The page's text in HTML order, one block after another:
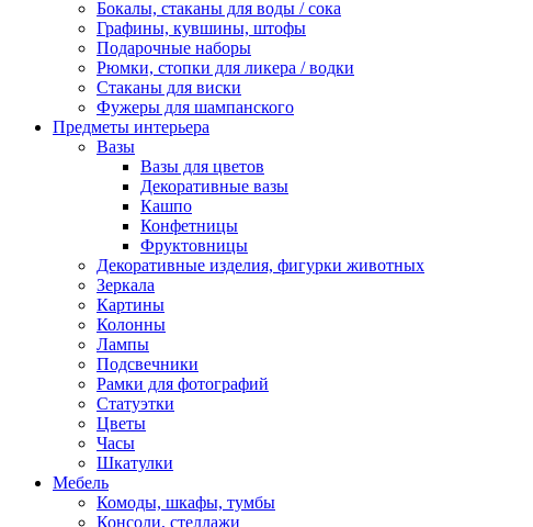
Бокалы, стаканы для воды / сока
Графины, кувшины, штофы
Подарочные наборы
Рюмки, стопки для ликера / водки
Стаканы для виски
Фужеры для шампанского
Предметы интерьера
Вазы
Вазы для цветов
Декоративные вазы
Кашпо
Конфетницы
Фруктовницы
Декоративные изделия, фигурки животных
Зеркала
Картины
Колонны
Лампы
Подсвечники
Рамки для фотографий
Статуэтки
Цветы
Часы
Шкатулки
Мебель
Комоды, шкафы, тумбы
Консоли, стеллажи